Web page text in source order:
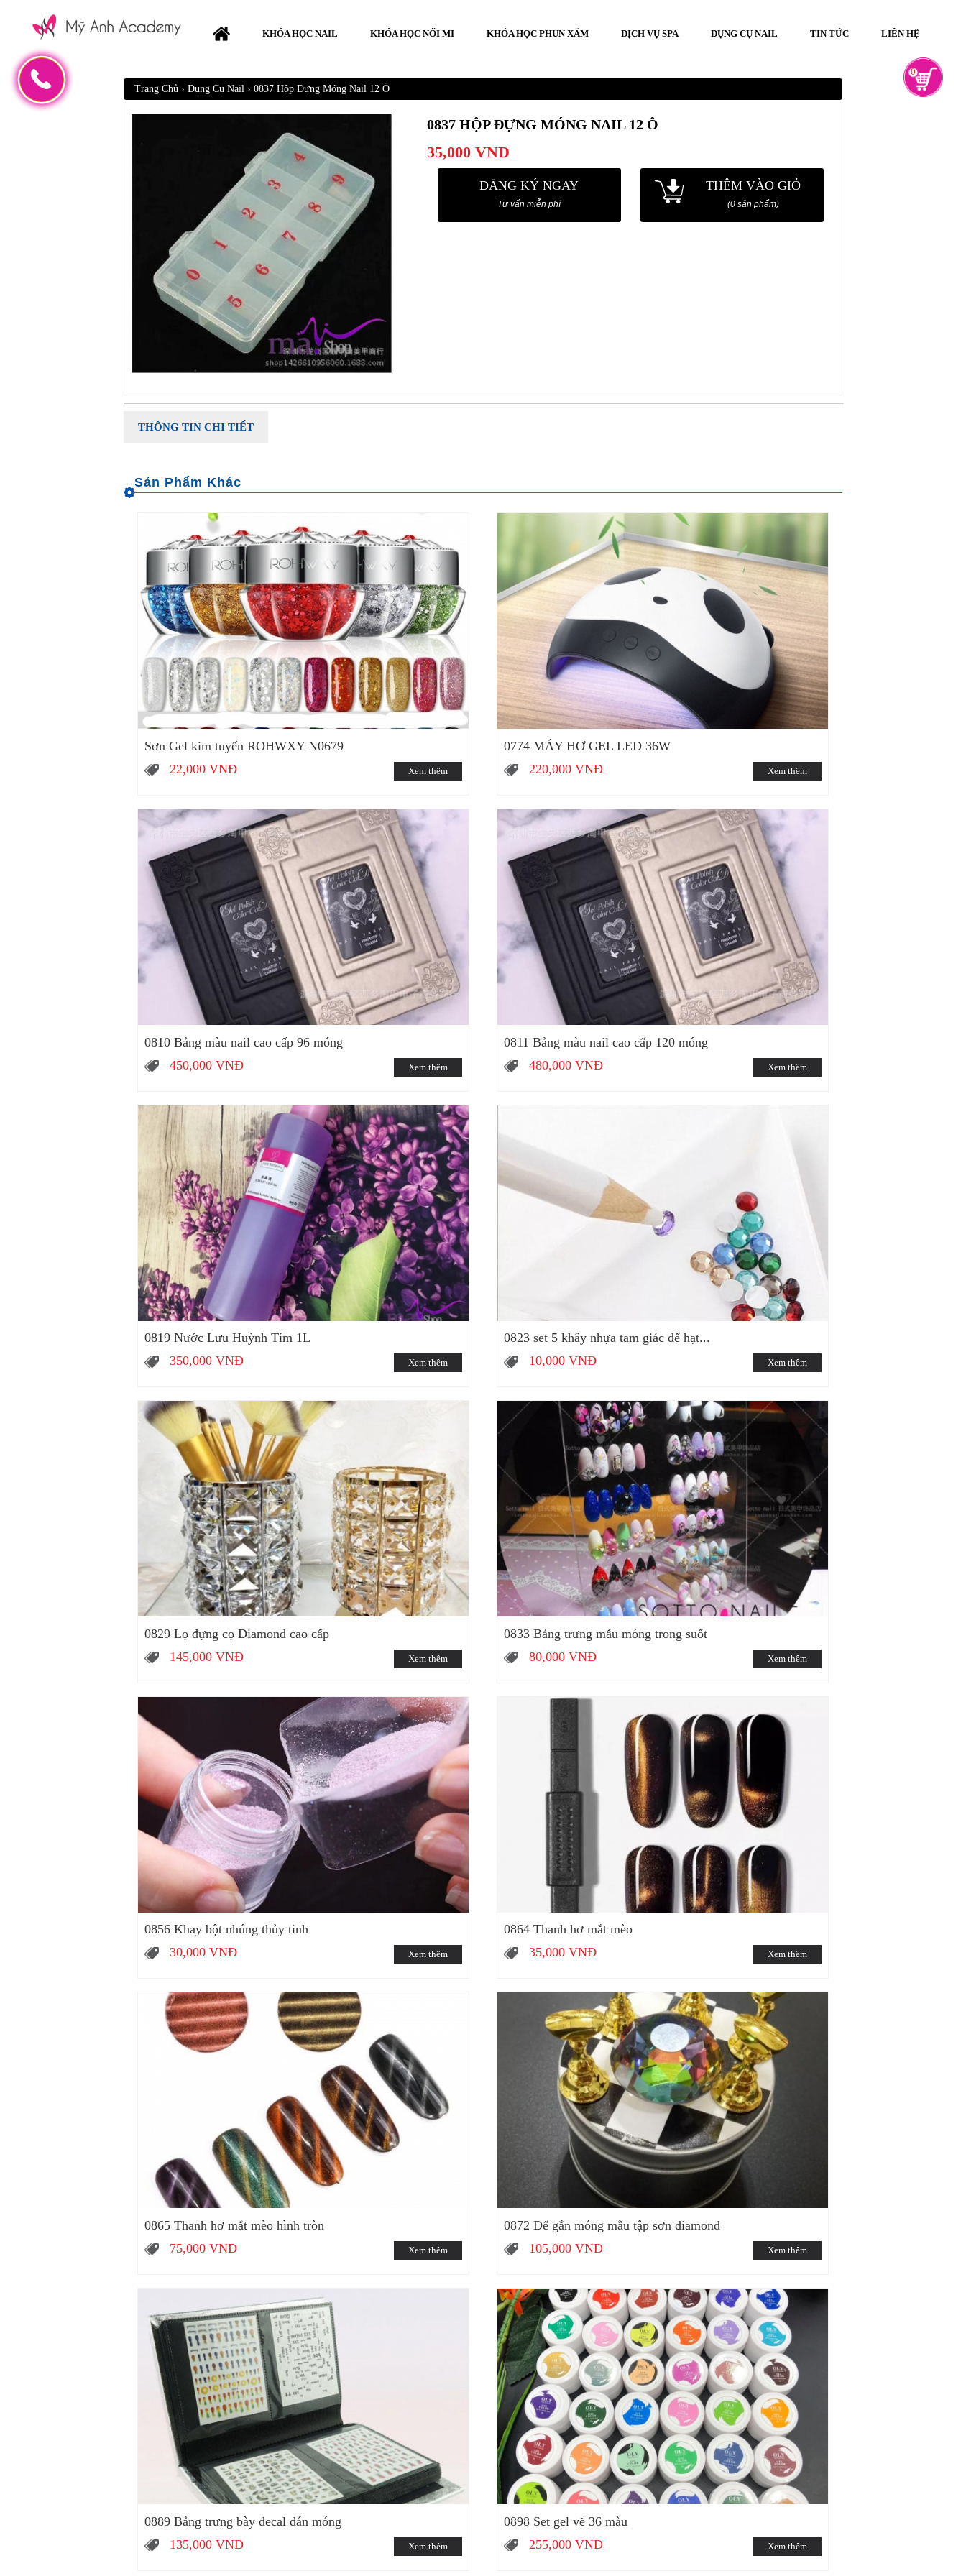
0
KHÓA HỌC NAIL KHÓA HỌC NỐI MI KHÓA HỌC PHUN XĂM DỊCH VỤ SPA DỤNG CỤ NAIL TIN TỨC LIÊN HỆ
Trang Chủ › Dụng Cụ Nail › 0837 Hộp Đựng Móng Nail 12 Ô
0837 HỘP ĐỰNG MÓNG NAIL 12 Ô
35,000VND
ĐĂNG KÝ NGAY
Tư vấn miễn phí
THÊM VÀO GIỎ
(0 sản phẩm)
THÔNG TIN CHI TIẾT
Sơn Gel kim tuyến ROHWXY N0679
22,000 VNĐ Xem thêm
0774 MÁY HƠ GEL LED 36W
220,000 VNĐ Xem thêm
0810 Bảng màu nail cao cấp 96 móng
450,000 VNĐ Xem thêm
0811 Bảng màu nail cao cấp 120 móng
480,000 VNĐ Xem thêm
0819 Nước Lưu Huỳnh Tím 1L
350,000 VNĐ Xem thêm
0823 set 5 khây nhựa tam giác để hạt...
10,000 VNĐ Xem thêm
0829 Lọ đựng cọ Diamond cao cấp
145,000 VNĐ Xem thêm
0833 Bảng trưng mẫu móng trong suốt
80,000 VNĐ Xem thêm
0856 Khay bột nhúng thủy tinh
30,000 VNĐ Xem thêm
0864 Thanh hơ mắt mèo
35,000 VNĐ Xem thêm
0865 Thanh hơ mắt mèo hình tròn
75,000 VNĐ Xem thêm
0872 Đế gắn móng mẫu tập sơn diamond
105,000 VNĐ Xem thêm
0889 Bảng trưng bày decal dán móng
135,000 VNĐ Xem thêm
0898 Set gel vẽ 36 màu
255,000 VNĐ Xem thêm